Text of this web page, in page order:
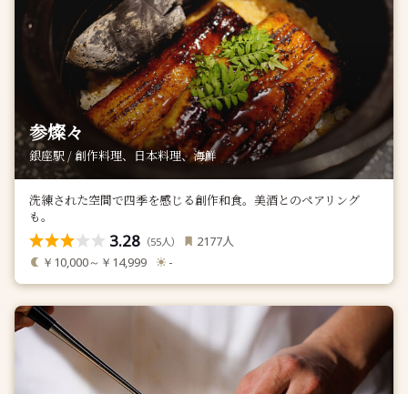
参燦々
銀座駅 / 創作料理、日本料理、海鮮
洗練された空間で四季を感じる創作和食。美酒とのペアリング
も。
3.28 （55人） 2177人
￥10,000～￥14,999 -